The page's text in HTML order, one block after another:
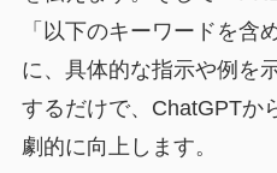
「以下のキーワードを含
に、具体的な指示や例を
するだけで、ChatGPTか
劇的に向上します。